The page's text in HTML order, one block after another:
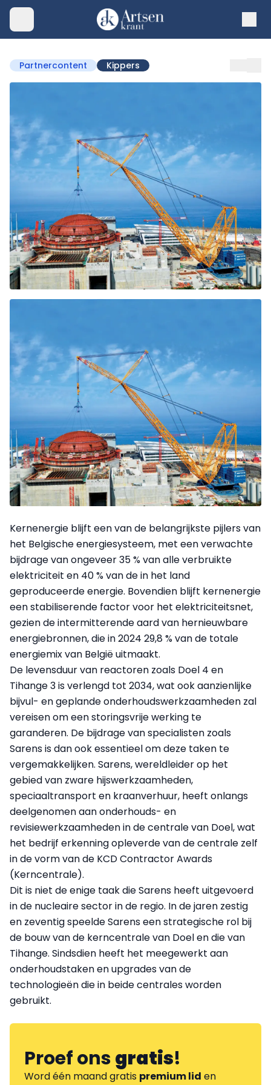
Partnercontent Kippers
Kernenergie blijft een van de belangrijkste pijlers van
het Belgische energiesysteem, met een verwachte
bijdrage van ongeveer 35 % van alle verbruikte
elektriciteit en 40 % van de in het land
geproduceerde energie. Bovendien blijft kernenergie
een stabiliserende factor voor het elektriciteitsnet,
gezien de intermitterende aard van hernieuwbare
energiebronnen, die in 2024 29,8 % van de totale
energiemix van België uitmaakt.
De levensduur van reactoren zoals Doel 4 en
Tihange 3 is verlengd tot 2034, wat ook aanzienlijke
bijvul- en geplande onderhoudswerkzaamheden zal
vereisen om een storingsvrije werking te
garanderen. De bijdrage van specialisten zoals
Sarens is dan ook essentieel om deze taken te
vergemakkelijken. Sarens, wereldleider op het
gebied van zware hijswerkzaamheden,
speciaaltransport en kraanverhuur, heeft onlangs
deelgenomen aan onderhouds- en
revisiewerkzaamheden in de centrale van Doel, wat
het bedrijf erkenning opleverde van de centrale zelf
in de vorm van de KCD Contractor Awards
(Kerncentrale).
Dit is niet de enige taak die Sarens heeft uitgevoerd
in de nucleaire sector in de regio. In de jaren zestig
en zeventig speelde Sarens een strategische rol bij
de bouw van de kerncentrale van Doel en die van
Tihange. Sindsdien heeft het meegewerkt aan
onderhoudstaken en upgrades van de
technologieën die in beide centrales worden
gebruikt.
Proef onsgratis!
Word één maand gratis premium lid en